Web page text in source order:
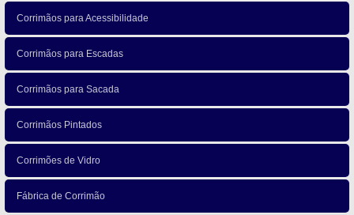
Corrimãos para Acessibilidade
Corrimãos para Escadas
Corrimãos para Sacada
Corrimãos Pintados
Corrimões de Vidro
Fábrica de Corrimão